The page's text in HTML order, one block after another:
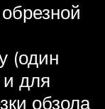
(один
для
обзола